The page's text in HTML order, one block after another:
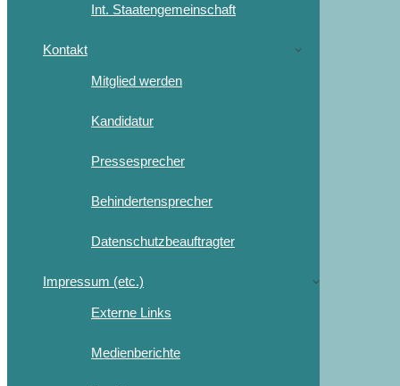
Int. Staatengemeinschaft
Kontakt
Mitglied werden
Kandidatur
Pressesprecher
Behindertensprecher
Datenschutzbeauftragter
Impressum (etc.)
Externe Links
Medienberichte